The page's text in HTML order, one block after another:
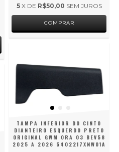
5 X DE R$50,00 SEM JUROS
TAMPA INFERIOR DO CINTO
DIANTEIRO ESQUERDO PRETO
ORIGINAL GWM ORA 03 BEV58
2025 A 2026 5402217XNW01A